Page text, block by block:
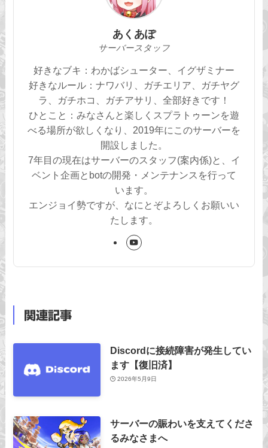
あくあぽ
サーバースタッフ
好きなブキ：わかばシューター、イグザミナー
好きなルール：ナワバリ、ガチエリア、ガチヤグ
ラ、ガチホコ、ガチアサリ、全部好きです！
ひとこと：みなさんと楽しくスプラトゥーンを遊
べる場所が欲しくなり、2019年にこのサーバーを
開設しました。
7年目の現在はサーバーのスタッフ(案内係)と、イ
ベント企画とbotの開発・メンテナンスを行って
います。
エンジョイ勢ですが、なにとぞよろしくお願いい
たします。
関連記事
Discordに接続障害が発生してい
ます【復旧済】
2026年5月9日
サーバーの賑わいを支えてくださ
るみなさまへ